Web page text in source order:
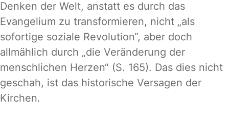
Denken der Welt, anstatt es durch das
Evangelium zu transformieren, nicht „als
sofortige soziale Revolution“, aber doch
allmählich durch „die Veränderung der
menschlichen Herzen“ (S. 165). Das dies nicht
geschah, ist das historische Versagen der
Kirchen.